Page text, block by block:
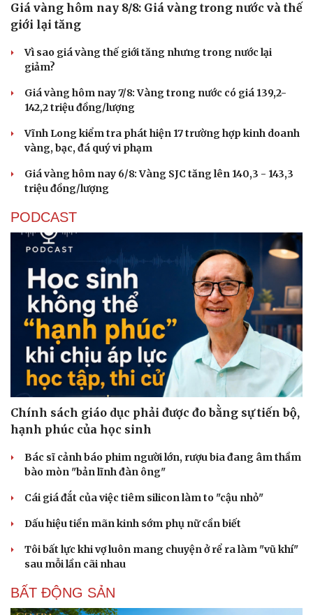
Tư vấn
Săn Tour
Câu chuyện thời sự
Kể chuyện cho bé
Giá vàng hôm nay 8/8: Giá vàng trong nước và thế
giới lại tăng
Vì sao giá vàng thế giới tăng nhưng trong nước lại
giảm?
Giá vàng hôm nay 7/8: Vàng trong nước có giá 139,2-
142,2 triệu đồng/lượng
Vĩnh Long kiểm tra phát hiện 17 trường hợp kinh doanh
vàng, bạc, đá quý vi phạm
Giá vàng hôm nay 6/8: Vàng SJC tăng lên 140,3 - 143,3
triệu đồng/lượng
PODCAST
Chính sách giáo dục phải được đo bằng sự tiến bộ,
hạnh phúc của học sinh
Bác sĩ cảnh báo phim người lớn, rượu bia đang âm thầm
bào mòn "bản lĩnh đàn ông"
Cái giá đắt của việc tiêm silicon làm to "cậu nhỏ"
Dấu hiệu tiền mãn kinh sớm phụ nữ cần biết
Tôi bất lực khi vợ luôn mang chuyện ở rể ra làm "vũ khí"
sau mỗi lần cãi nhau
BẤT ĐỘNG SẢN